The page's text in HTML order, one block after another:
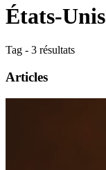
États-Unis
Tag - 3 résultats
Articles